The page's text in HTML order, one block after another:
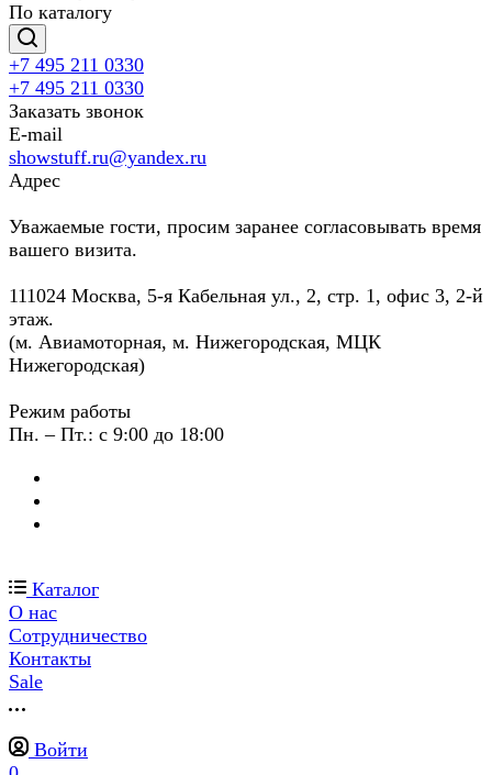
По каталогу
+7 495 211 0330
+7 495 211 0330
Заказать звонок
E-mail
showstuff.ru@yandex.ru
Адрес
Уважаемые гости, просим заранее согласовывать время
вашего визита.
111024 Москва, 5-я Кабельная ул., 2, стр. 1, офис 3, 2-й
этаж.
(м. Авиамоторная, м. Нижегородская, МЦК
Нижегородская)
Режим работы
Пн. – Пт.: с 9:00 до 18:00
Каталог
О нас
Сотрудничество
Контакты
Sale
Войти